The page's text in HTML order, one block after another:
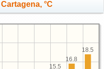
°C
18.5
16.8
15.5